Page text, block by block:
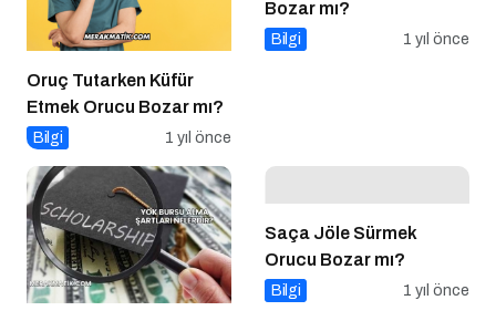
Oruç Tutarken Küfür
Etmek Orucu Bozar mı?
Bilgi 1 yıl önce
Bozar mı?
Bilgi 1 yıl önce
Saça Jöle Sürmek
Orucu Bozar mı?
Bilgi 1 yıl önce